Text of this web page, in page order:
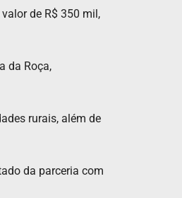
de R$ 350 mil,
da Roça,
rurais, além de
da parceria com